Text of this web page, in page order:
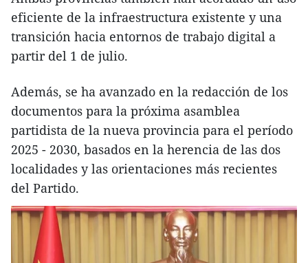
eficiente de la infraestructura existente y una
transición hacia entornos de trabajo digital a
partir del 1 de julio.
Además, se ha avanzado en la redacción de los
documentos para la próxima asamblea
partidista de la nueva provincia para el período
2025 - 2030, basados en la herencia de las dos
localidades y las orientaciones más recientes
del Partido.